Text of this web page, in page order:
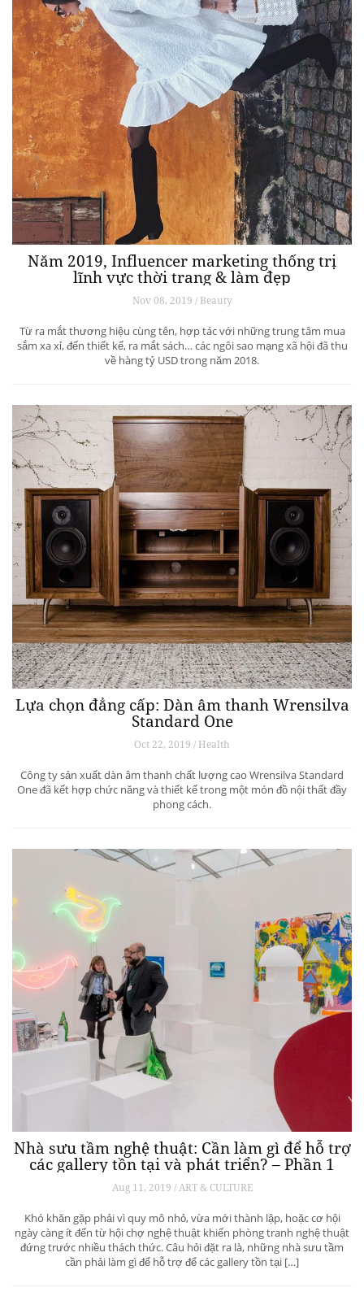
Năm 2019, Influencer marketing thống trị
lĩnh vực thời trang & làm đẹp
Nov 08, 2019 / Beauty
Từ ra mắt thương hiệu cùng tên, hợp tác với những trung tâm mua
sắm xa xỉ, đến thiết kế, ra mắt sách… các ngôi sao mạng xã hội đã thu
về hàng tỷ USD trong năm 2018.
Lựa chọn đẳng cấp: Dàn âm thanh Wrensilva
Standard One
Oct 22, 2019 / Health
Công ty sản xuất dàn âm thanh chất lượng cao Wrensilva Standard
One đã kết hợp chức năng và thiết kế trong một món đồ nội thất đầy
phong cách.
Nhà sưu tầm nghệ thuật: Cần làm gì để hỗ trợ
các gallery tồn tại và phát triển? – Phần 1
Aug 11, 2019 / ART & CULTURE
Khó khăn gặp phải vì quy mô nhỏ, vừa mới thành lập, hoặc cơ hội
ngày càng ít đến từ hội chợ nghệ thuật khiến phòng tranh nghệ thuật
đứng trước nhiều thách thức. Câu hỏi đặt ra là, những nhà sưu tầm
cần phải làm gì để hỗ trợ để các gallery tồn tại […]